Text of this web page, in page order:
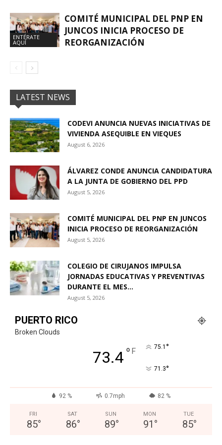
ENTÉRATE
AQUÍ
COMITÉ MUNICIPAL DEL PNP EN
JUNCOS INICIA PROCESO DE
REORGANIZACIÓN
LATEST NEWS
CODEVI ANUNCIA NUEVAS INICIATIVAS DE
VIVIENDA ASEQUIBLE EN VIEQUES
August 6, 2026
ÁLVAREZ CONDE ANUNCIA CANDIDATURA
A LA JUNTA DE GOBIERNO DEL PPD
August 5, 2026
COMITÉ MUNICIPAL DEL PNP EN JUNCOS
INICIA PROCESO DE REORGANIZACIÓN
August 5, 2026
COLEGIO DE CIRUJANOS IMPULSA
JORNADAS EDUCATIVAS Y PREVENTIVAS
DURANTE EL MES...
August 5, 2026
PUERTO RICO
Broken Clouds
73.4° F 75.1 °
71.3°
92 % 0.7mph 82 %
FRI
85°
SAT
86°
SUN
89°
MON
91 °
TUE
85°